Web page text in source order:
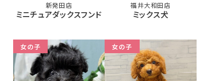
新発田店
ミニチュアダックスフンド
福井大和田店
ミックス犬
女の子 女の子